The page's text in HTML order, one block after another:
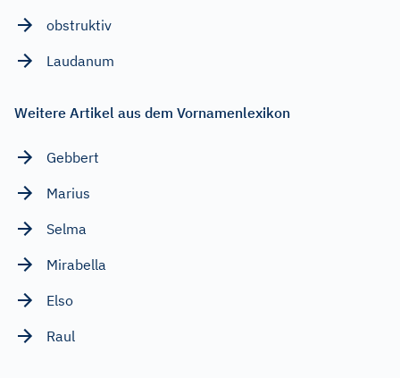
obstruktiv
Laudanum
Weitere Artikel aus dem Vornamenlexikon
Gebbert
Marius
Selma
Mirabella
Elso
Raul